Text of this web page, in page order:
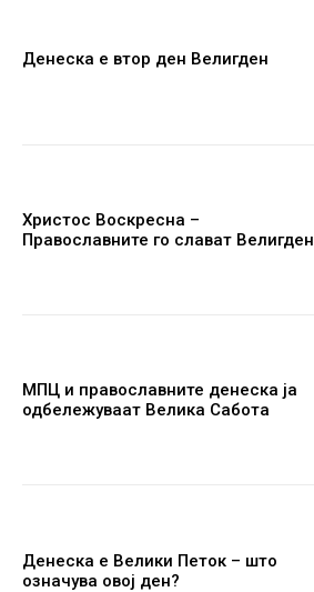
Денеска е втор ден Велигден
Христос Воскресна –
Православните го слават Велигден
МПЦ и православните денеска ја
одбележуваат Велика Сабота
Денеска е Велики Петок – што
означува овој ден?